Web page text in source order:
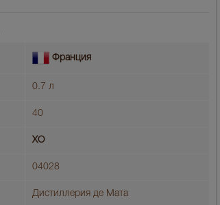
Франция
0.7 л
40
XO
04028
Дистиллерия де Мата